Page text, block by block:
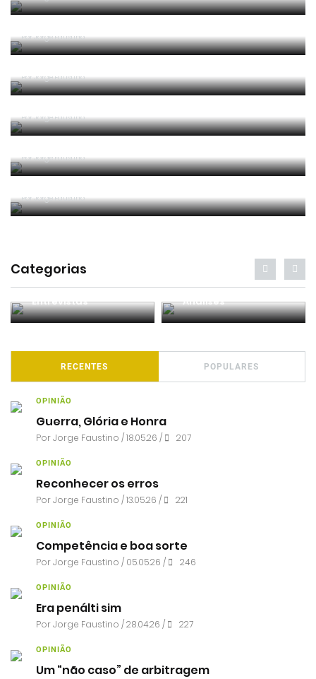
PorJorge Faustino
PorJorge Faustino
PorJorge Faustino
PorJorge Faustino
PorJorge Faustino
Categorias
Entrevistas Análises
RECENTES POPULARES
OPINIÃO
Guerra, Glória e Honra
PorJorge Faustino / 18.05.26 / 207
OPINIÃO
Reconhecer os erros
PorJorge Faustino / 13.05.26 / 221
OPINIÃO
Competência e boa sorte
PorJorge Faustino / 05.05.26 / 246
OPINIÃO
Era penálti sim
PorJorge Faustino / 28.04.26 / 227
OPINIÃO
Um “não caso” de arbitragem